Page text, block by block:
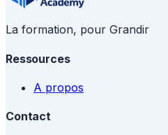
La formation, pour Grandir
Ressources
A propos
Contact